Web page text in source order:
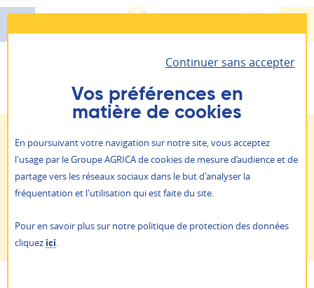
principal
AGRICA PRÉVOYANCE
Prévention action sociale
Qui sommes-nous ?
Vous êtes ici : Actualités
vie du matériel médical
Salariés Proche de la retraite Retraités Action Sociale
matériel médical
Il vous permet d’accéder à toutes vos informations
Continuer sans accepter
Vos préférences en
matière de cookies
En poursuivant votre navigation sur notre site, vous acceptez
l'usage par le Groupe AGRICA de cookies de mesure d’audience et de
partage vers les réseaux sociaux dans le but d'analyser la
fréquentation et l'utilisation qui est faite du site.
Pour en savoir plus sur notre politique de protection des données
cliquez ici.